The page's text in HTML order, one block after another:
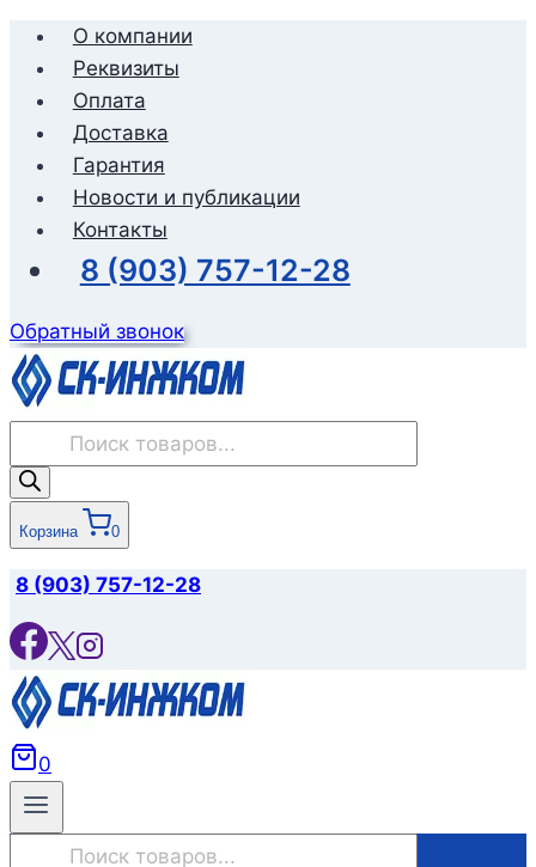
Перейти
содержимому
О компании
Реквизиты
Оплата
Доставка
Гарантия
Новости и публикации
Контакты
8 (903) 757-12-28
Обратный звонок
товаров
Корзина 0
8 (903) 757-12-28
0